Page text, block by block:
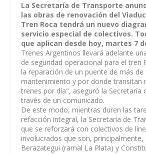
La Secretaría de Transporte
las obras de renovación del
Tren Roca tendrá un nuevo
servicio especial de colectivos.
que aplican desde hoy, martes 7
Trenes Argentinos llevará adelante
de seguridad operacional para el tren
la reparación de un puente de más de
mantenimiento y por donde transitan
trenes por día", aseguró la Secretaría
través de un comunicado.
De este modo, mientras duren las
refacción integral, la Secretaría de
que se reforzará con colectivos de
involucrados que son,
Berazategui (ramal La Plata) y